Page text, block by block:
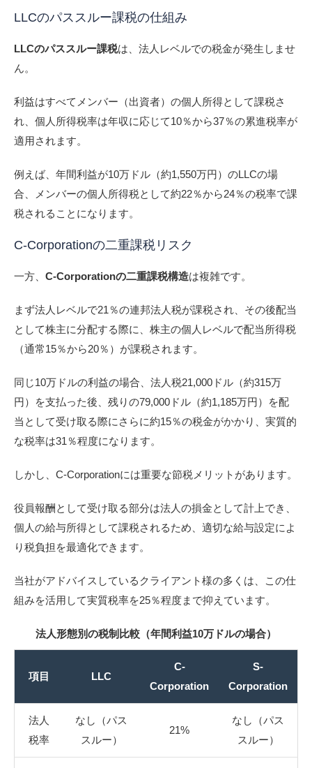
LLCのパススルー課税の仕組み
LLCのパススルー課税は、法人レベルでの税金が発生しませ
ん。
利益はすべてメンバー（出資者）の個人所得として課税さ
れ、個人所得税率は年収に応じて10％から37％の累進税率が
適用されます。
例えば、年間利益が10万ドル（約1,550万円）のLLCの場
合、メンバーの個人所得税として約22％から24％の税率で課
税されることになります。
C-Corporationの二重課税リスク
一方、 C-Corporationの二重課税構造は複雑です。
まず法人レベルで21％の連邦法人税が課税され、その後配当
として株主に分配する際に、株主の個人レベルで配当所得税
（通常15％から20％）が課税されます。
同じ10万ドルの利益の場合、法人税21,000ドル（約315万
円）を支払った後、残りの79,000ドル（約1,185万円）を配
当として受け取る際にさらに約15％の税金がかかり、実質的
な税率は31％程度になります。
しかし、C-Corporationには重要な節税メリットがあります。
役員報酬として受け取る部分は法人の損金として計上でき、
個人の給与所得として課税されるため、適切な給与設定によ
り税負担を最適化できます。
当社がアドバイスしているクライアント様の多くは、この仕
組みを活用して実質税率を25％程度まで抑えています。
法人形態別の税制比較（年間利益10万ドルの場合）
項目 LLC
C-
Corporation
S-
Corporation
法人
税率
なし（パス
スルー）
21%
なし（パス
スルー）